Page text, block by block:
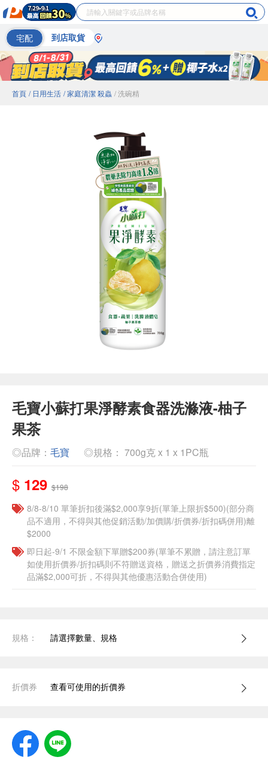
宅配 到店取貨
首頁 / 日用生活 / 家庭清潔 殺蟲 / 洗碗精
毛寶小蘇打果淨酵素食器洗滌液-柚子
果茶
◎品牌： 毛寶 ◎規格： 700g克 x 1 x 1PC瓶
$ 129 $198
8/8-8/10 單筆折扣後滿$2,000享9折(單筆上限折$500)(部分商
品不適用，不得與其他促銷活動/加價購/折價券/折扣碼併用)離
$2000
即日起-9/1 不限金額下單贈$200券(單筆不累贈，請注意訂單
如使用折價券/折扣碼則不符贈送資格，贈送之折價券消費指定
品滿$2,000可折，不得與其他優惠活動合併使用)
規格： 請選擇數量、規格
折價券 查看可使用的折價券